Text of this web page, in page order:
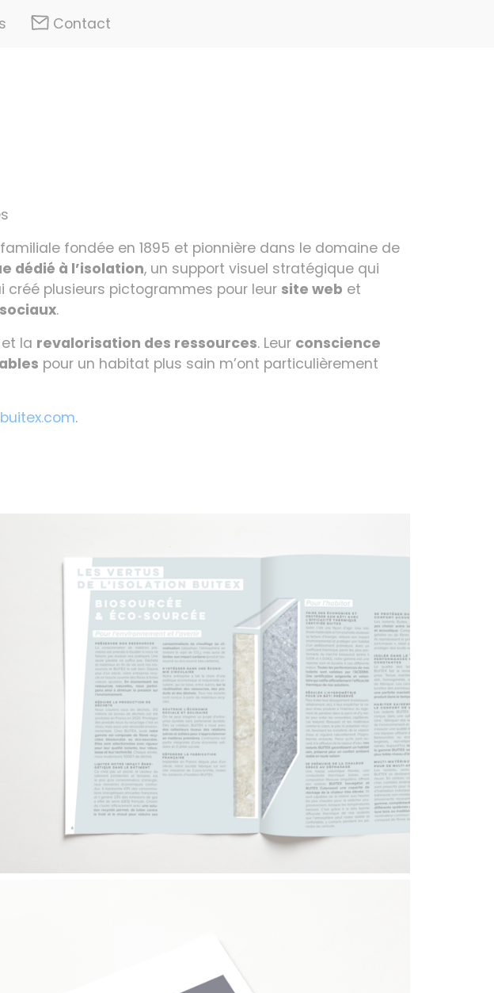
Contact
fondée en 1895 et pionnière dans le domaine de
dédié à l’isolation, un support visuel stratégique qui
créé plusieurs pictogrammes pour leur site web et
.
et la revalorisation des ressources. Leur conscience
pour un habitat plus sain m’ont particulièrement
.